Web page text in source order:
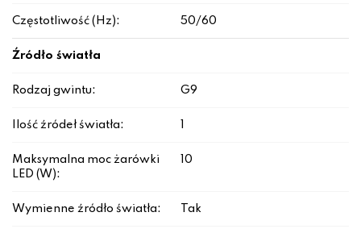
Częstotliwość (Hz): 50/60
Źródło światła
Rodzaj gwintu: G9
Ilość źródeł światła:
Maksymalna moc żarówki
LED (W):
10
Wymienne źródło światła: Tak